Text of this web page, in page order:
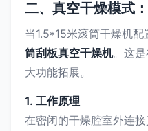
二、真空干燥模式
当1.5*15米滚筒干燥机
筒刮板真空干燥机。这
大功能拓展。
1. 工作原理
在密闭的干燥腔室外连